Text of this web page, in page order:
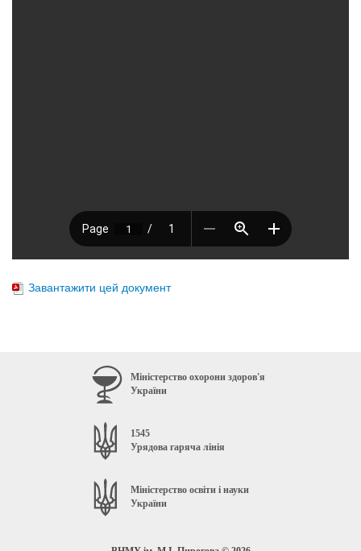
Завантажити цей документ
Міністерство охорони здоров'я
України
1545
Урядова гаряча лінія
Міністерство освіти і науки
України